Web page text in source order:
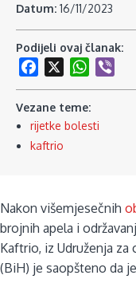
Datum: 16/11/2023
Podijeli ovaj članak:
Facebook
WhatsApp
Vezane teme:
rijetke bolesti
kaftrio
Nakon višemjesečnih
brojnih apela i
Kaftrio, iz Udruženja
(BiH) je saopšteno da